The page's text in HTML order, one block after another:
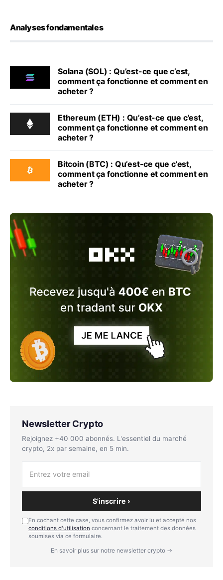
Analyses fondamentales
Solana (SOL) : Qu’est-ce que c’est,
comment ça fonctionne et comment en
acheter ?
Ethereum (ETH) : Qu’est-ce que c’est,
comment ça fonctionne et comment en
acheter ?
Bitcoin (BTC) : Qu’est-ce que c’est,
comment ça fonctionne et comment en
acheter ?
Newsletter Crypto
Rejoignez +40 000 abonnés. L'essentiel du marché
crypto, 2x par semaine, en 5 min.
S'inscrire ›
En cochant cette case, vous confirmez avoir lu et accepté nos
conditions d'utilisation concernant le traitement des données
soumises via ce formulaire.
En savoir plus sur notre newsletter crypto →